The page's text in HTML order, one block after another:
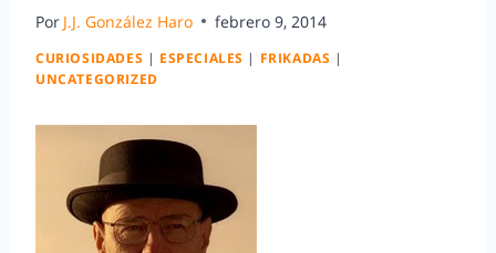
Por J.J. González Haro febrero 9, 2014
CURIOSIDADES | ESPECIALES | FRIKADAS |
UNCATEGORIZED